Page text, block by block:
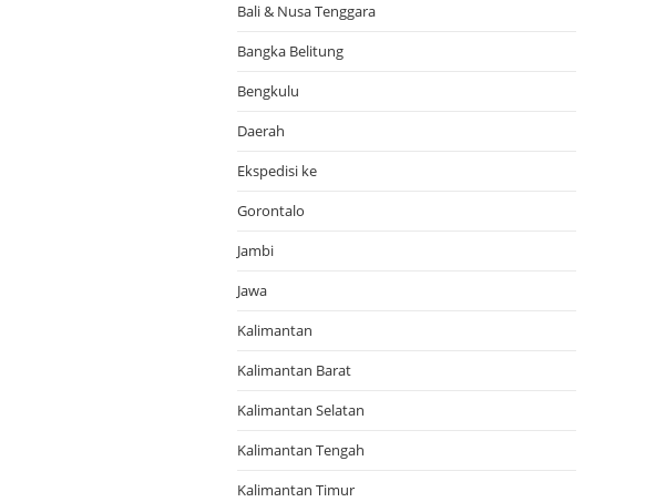
Bali & Nusa Tenggara
Bangka Belitung
Bengkulu
Daerah
Ekspedisi ke
Gorontalo
Jambi
Jawa
Kalimantan
Kalimantan Barat
Kalimantan Selatan
Kalimantan Tengah
Kalimantan Timur